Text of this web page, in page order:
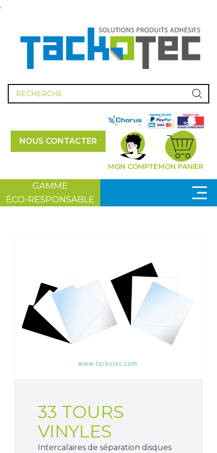
.
Recherche
de
produits
NOUS CONTACTER
MON COMPTEMON PANIER
GAMME
ÉCO-RESPONSABLE
33 TOURS
VINYLES
Intercalaires de séparation disques